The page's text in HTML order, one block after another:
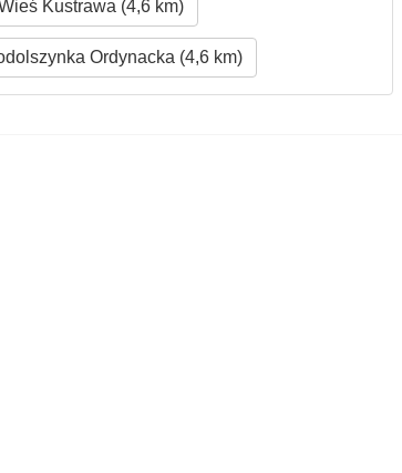
Kustrawa (4,6 km)
Ordynacka (4,6 km)